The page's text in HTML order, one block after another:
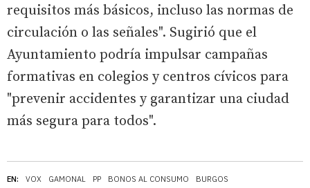
EN: VOX GAMONAL PP BONOS AL CONSUMO BURGOS
requisitos más básicos, incluso las normas de
circulación o las señales". Sugirió que el
Ayuntamiento podría impulsar campañas
formativas en colegios y centros cívicos para
"prevenir accidentes y garantizar una ciudad
más segura para todos".